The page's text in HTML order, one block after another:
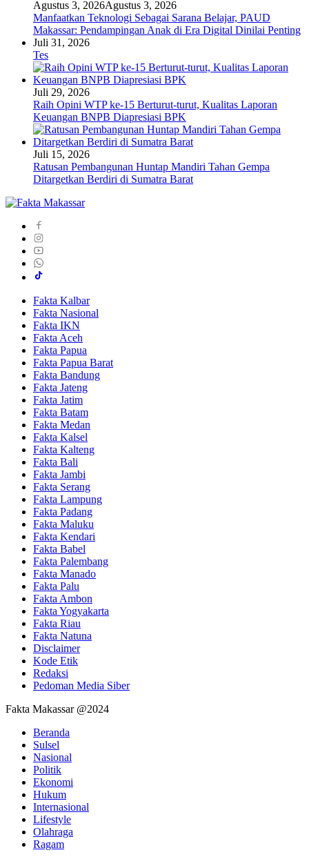
Agustus 3, 2026Agustus 3, 2026
Manfaatkan Teknologi Sebagai Sarana Belajar, PAUD
Makassar: Pendampingan Anak di Era Digital Dinilai Penting
Juli 31, 2026
Tes
Juli 29, 2026
Raih Opini WTP ke-15 Berturut-turut, Kualitas Laporan
Keuangan BNPB Diapresiasi BPK
Juli 15, 2026
Ratusan Pembangunan Huntap Mandiri Tahan Gempa
Ditargetkan Berdiri di Sumatra Barat
Fakta Kalbar
Fakta Nasional
Fakta IKN
Fakta Aceh
Fakta Papua
Fakta Papua Barat
Fakta Bandung
Fakta Jateng
Fakta Jatim
Fakta Batam
Fakta Medan
Fakta Kalsel
Fakta Kalteng
Fakta Bali
Fakta Jambi
Fakta Serang
Fakta Lampung
Fakta Padang
Fakta Maluku
Fakta Kendari
Fakta Babel
Fakta Palembang
Fakta Manado
Fakta Palu
Fakta Ambon
Fakta Yogyakarta
Fakta Riau
Fakta Natuna
Disclaimer
Kode Etik
Redaksi
Pedoman Media Siber
Fakta Makassar @2024
Beranda
Sulsel
Nasional
Politik
Ekonomi
Hukum
Internasional
Lifestyle
Olahraga
Ragam